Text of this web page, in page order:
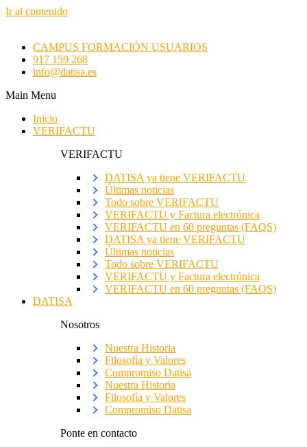
Ir al contenido
CAMPUS FORMACIÓN USUARIOS
917 159 268
info@datisa.es
Main Menu
Inicio
VERIFACTU
VERIFACTU
DATISA ya tiene VERIFACTU
Últimas noticias
Todo sobre VERIFACTU
VERIFACTU y Factura electrónica
VERIFACTU en 60 preguntas (FAQS)
DATISA ya tiene VERIFACTU
Últimas noticias
Todo sobre VERIFACTU
VERIFACTU y Factura electrónica
VERIFACTU en 60 preguntas (FAQS)
DATISA
Nosotros
Nuestra Historia
Filosofía y Valores
Compromiso Datisa
Nuestra Historia
Filosofía y Valores
Compromiso Datisa
Ponte en contacto